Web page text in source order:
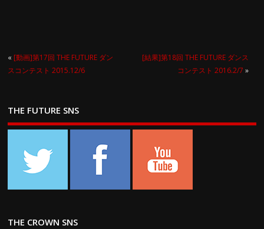
« [動画]第17回 THE FUTURE ダン
スコンテスト 2015.12/6
[結果]第18回 THE FUTURE ダンス
コンテスト 2016.2/7 »
THE FUTURE SNS
THE CROWN SNS